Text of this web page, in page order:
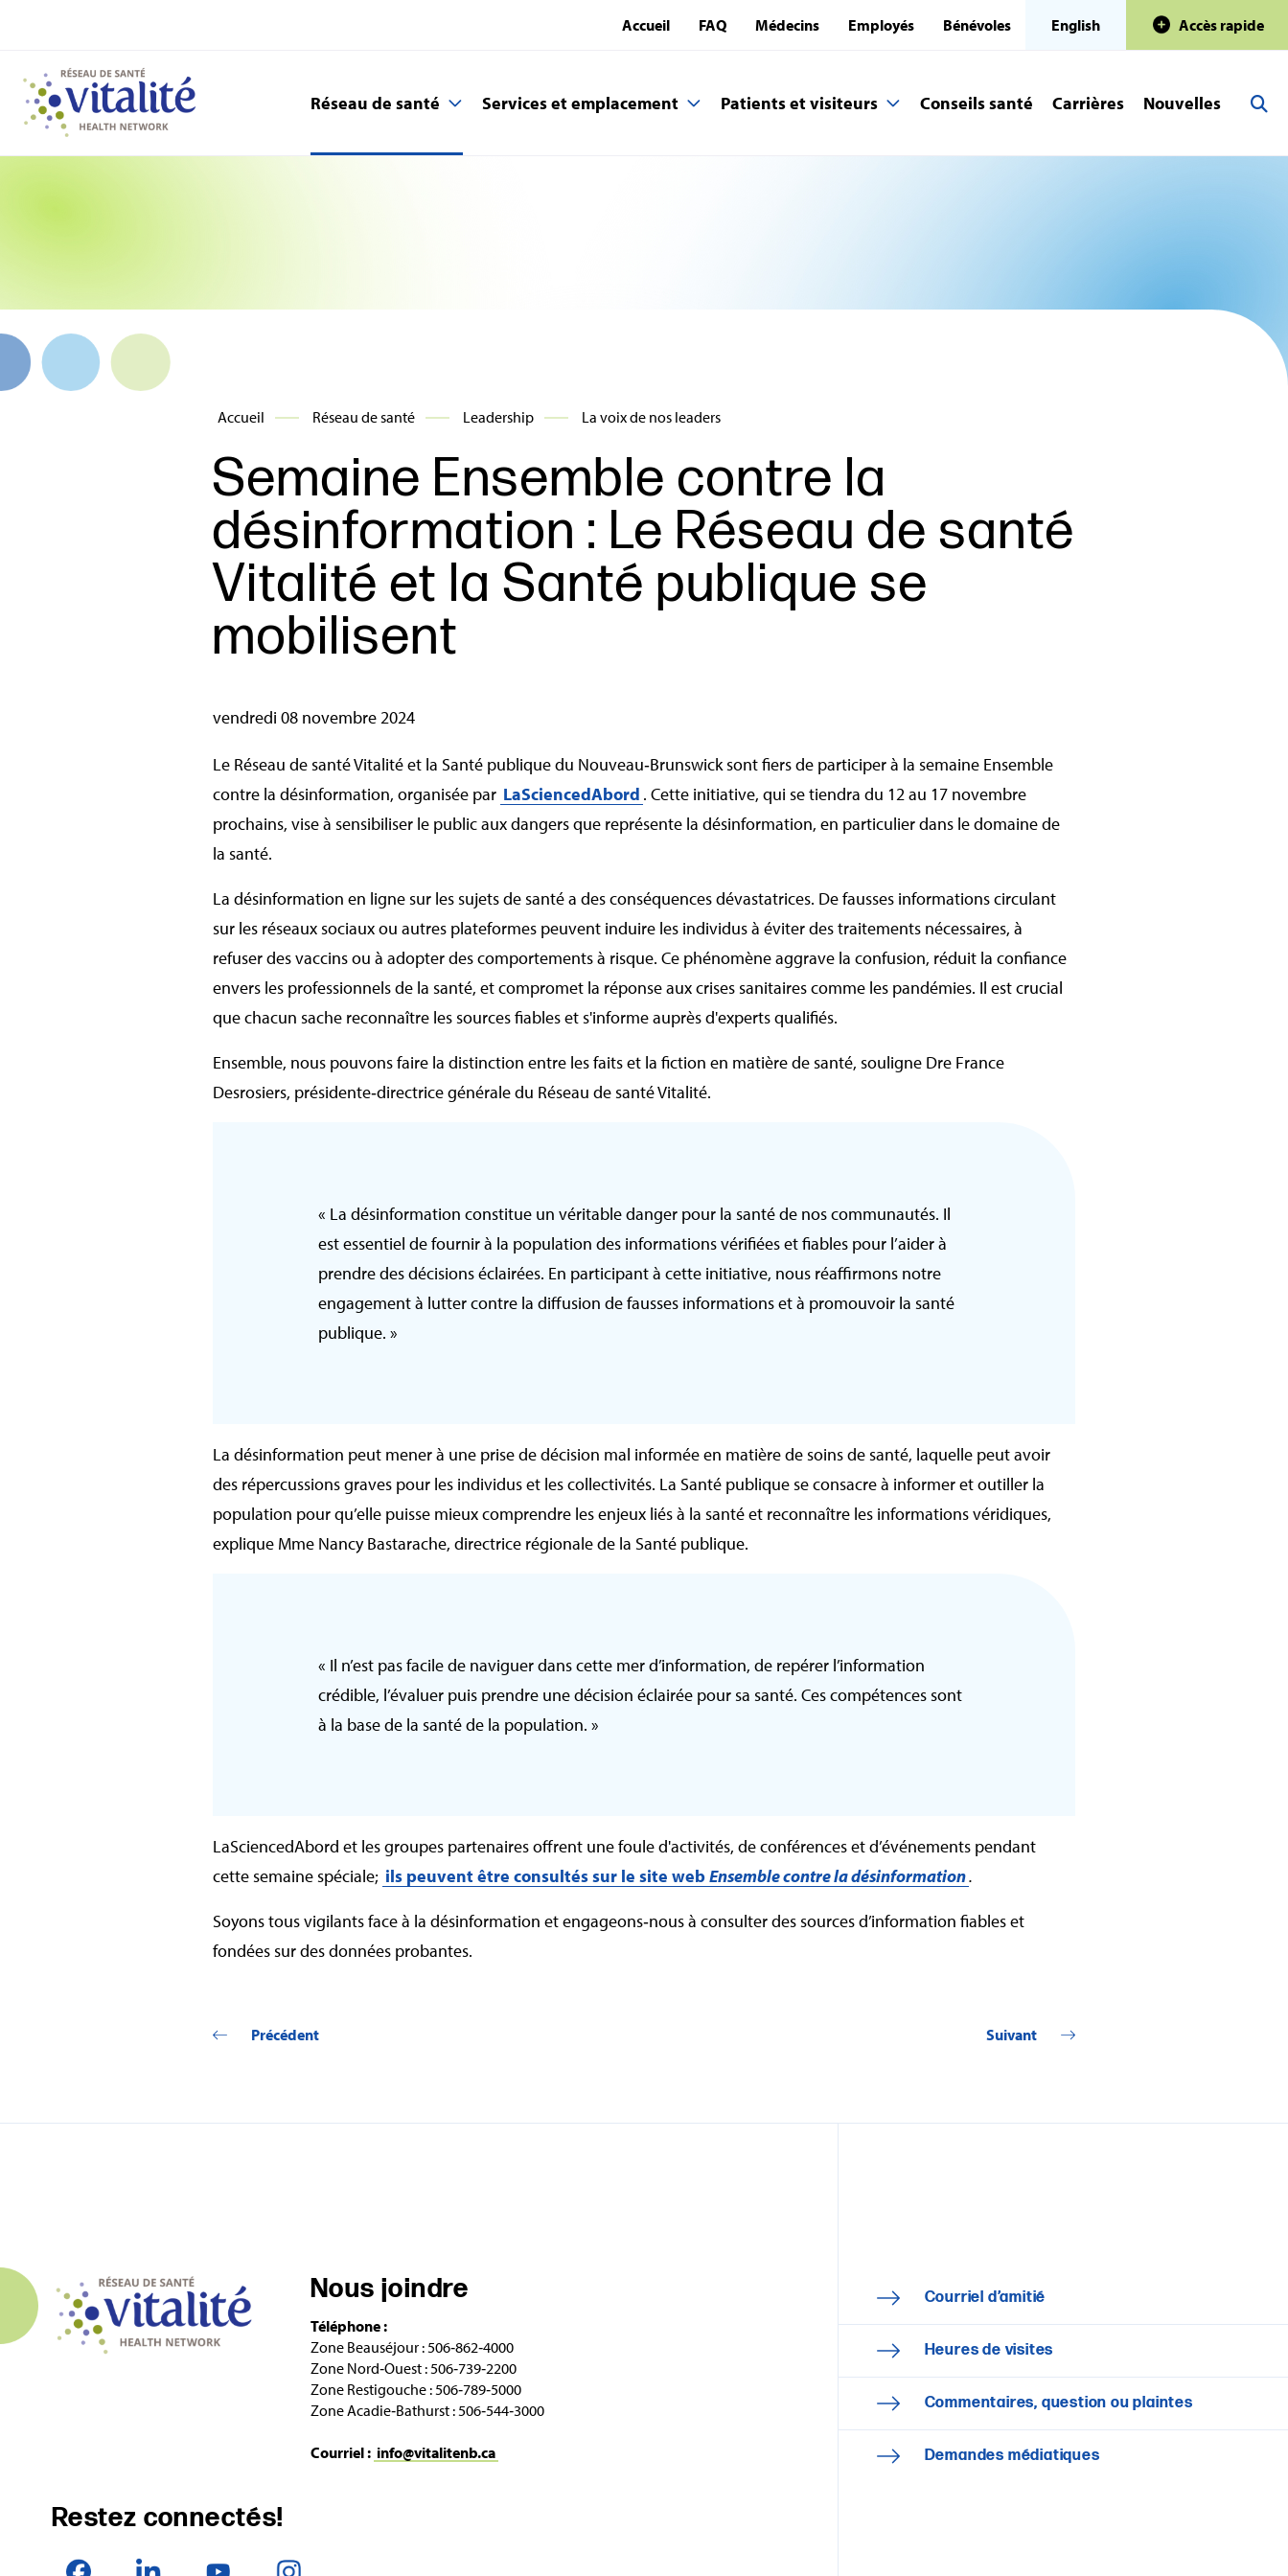
Accueil FAQ Médecins Employés Bénévoles English Accès rapide
Réseau de santé Services et emplacement Patients et visiteurs Conseils santé Carrières Nouvelles
Accueil Réseau de santé Leadership La voix de nos leaders
Semaine Ensemble contre la
désinformation : Le Réseau de santé
Vitalité et la Santé publique se
mobilisent
vendredi 08 novembre 2024
Le Réseau de santé Vitalité et la Santé publique du Nouveau‑Brunswick sont fiers de participer à la semaine Ensemble
contre la désinformation, organisée par LaSciencedAbord . Cette initiative, qui se tiendra du 12 au 17 novembre
prochains, vise à sensibiliser le public aux dangers que représente la désinformation, en particulier dans le domaine de
la santé.
La désinformation en ligne sur les sujets de santé a des conséquences dévastatrices. De fausses informations circulant
sur les réseaux sociaux ou autres plateformes peuvent induire les individus à éviter des traitements nécessaires, à
refuser des vaccins ou à adopter des comportements à risque. Ce phénomène aggrave la confusion, réduit la confiance
envers les professionnels de la santé, et compromet la réponse aux crises sanitaires comme les pandémies. Il est crucial
que chacun sache reconnaître les sources fiables et s'informe auprès d'experts qualifiés.
Ensemble, nous pouvons faire la distinction entre les faits et la fiction en matière de santé, souligne Dre France
Desrosiers, présidente‑directrice générale du Réseau de santé Vitalité.
« La désinformation constitue un véritable danger pour la santé de nos communautés. Il
est essentiel de fournir à la population des informations vérifiées et fiables pour l’aider à
prendre des décisions éclairées. En participant à cette initiative, nous réaffirmons notre
engagement à lutter contre la diffusion de fausses informations et à promouvoir la santé
publique. »
La désinformation peut mener à une prise de décision mal informée en matière de soins de santé, laquelle peut avoir
des répercussions graves pour les individus et les collectivités. La Santé publique se consacre à informer et outiller la
population pour qu’elle puisse mieux comprendre les enjeux liés à la santé et reconnaître les informations véridiques,
explique Mme Nancy Bastarache, directrice régionale de la Santé publique.
« Il n’est pas facile de naviguer dans cette mer d’information, de repérer l’information
crédible, l’évaluer puis prendre une décision éclairée pour sa santé. Ces compétences sont
à la base de la santé de la population. »
LaSciencedAbord et les groupes partenaires offrent une foule d'activités, de conférences et d’événements pendant
cette semaine spéciale; ils peuvent être consultés sur le site webEnsemble contre la désinformation.
Soyons tous vigilants face à la désinformation et engageons‑nous à consulter des sources d’information fiables et
fondées sur des données probantes.
Précédent Suivant
Nous joindre
Téléphone :
Zone Beauséjour : 506‑862‑4000
Zone Nord‑Ouest : 506‑739‑2200
Zone Restigouche : 506‑789‑5000
Zone Acadie‑Bathurst : 506‑544‑3000
Courriel : info@vitalitenb.ca
Restez connectés!
Courriel d’amitié
Heures de visites
Commentaires, question ou plaintes
Demandes médiatiques